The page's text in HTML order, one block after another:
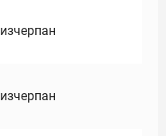
изчерпан
изчерпан